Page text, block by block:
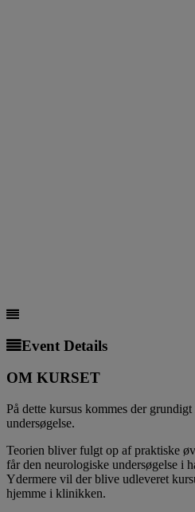
Event Details
OM KURSET
På dette kursus kommes der
undersøgelse.
Teorien bliver fulgt op af praktiske
får den neurologiske undersøgelse i
Ydermere vil der blive udleveret
hjemme i klinikken.